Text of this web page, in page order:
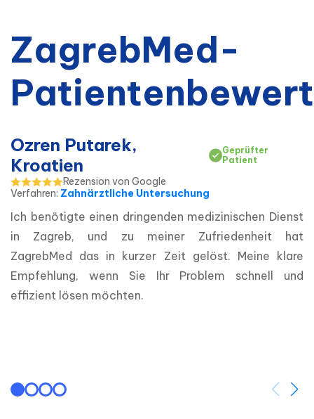
ZagrebMed-
Ozren Putarek,
Kroatien
Geprüfter
Patient
Rezension von Google
Verfahren: Zahnärztliche Untersuchung
Ich benötigte einen dringenden medizinischen Dienst
in Zagreb, und zu meiner Zufriedenheit hat
ZagrebMed das in kurzer Zeit gelöst. Meine klare
Empfehlung, wenn Sie Ihr Problem schnell und
effizient lösen möchten.